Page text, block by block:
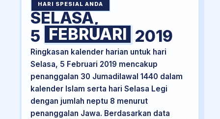
HARI SPESIAL ANDA
SELASA,
5 FEBRUARI 2019
Ringkasan kalender harian untuk hari
Selasa, 5 Februari 2019 mencakup
penanggalan 30 Jumadilawal 1440 dalam
kalender Islam serta hari Selasa Legi
dengan jumlah neptu 8 menurut
penanggalan Jawa. Berdasarkan data